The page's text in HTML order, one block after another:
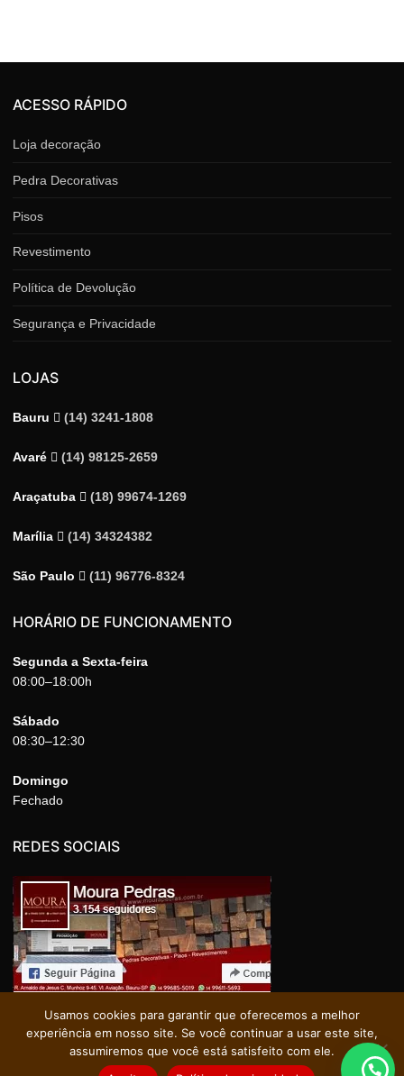
ACESSO RÁPIDO
Loja decoração
Pedra Decorativas
Pisos
Revestimento
Política de Devolução
Segurança e Privacidade
LOJAS
Bauru (14) 3241-1808
Avaré (14) 98125-2659
Araçatuba (18) 99674-1269
Marília (14) 34324382
São Paulo (11) 96776-8324
HORÁRIO DE FUNCIONAMENTO
Segunda a Sexta-feira
08:00–18:00h
Sábado
08:30–12:30
Domingo
Fechado
REDES SOCIAIS
Usamos cookies para garantir que oferecemos a melhor
experiência em nosso site. Se você continuar a usar este site,
assumiremos que você está satisfeito com ele.